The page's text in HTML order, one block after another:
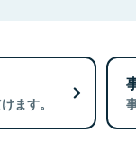
ます。